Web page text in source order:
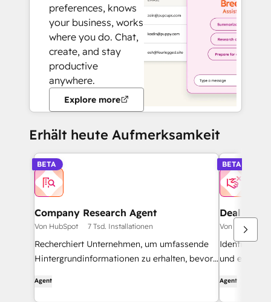
preferences, knows
your business, works
where you do. Chat,
create, and stay
productive
anywhere.
Explore more
Erhält heute Aufmerksamkeit
BETA
Company Research Agent
Von HubSpot 7 Tsd. Installationen
Recherchiert Unternehmen, um umfassende
Hintergrundinformationen zu erhalten, bevor
Agent
BETA
Deal Loss
Von HubSpot
Identifiziert
und
Agent